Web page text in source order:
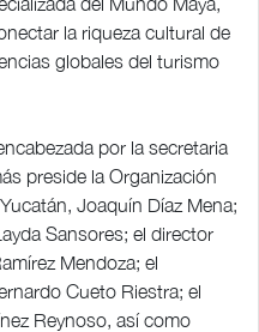
la riqueza cultural de
globales del turismo
por la secretaria
preside la Organización
Joaquín Díaz Mena;
Sansores; el director
Mendoza; el
Cueto Riestra; el
Reynoso, así como